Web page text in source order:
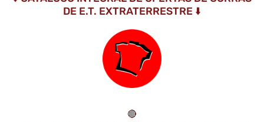
DE E.T. EXTRATERRESTRE ⬇️
🔴